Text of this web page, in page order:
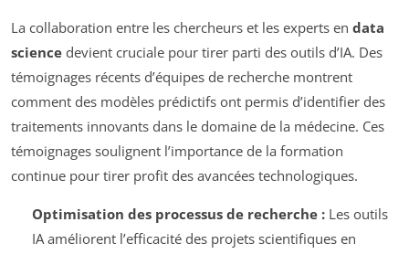
La collaboration entre les chercheurs et les experts en data
science devient cruciale pour tirer parti des outils d’IA. Des
témoignages récents d’équipes de recherche montrent
comment des modèles prédictifs ont permis d’identifier des
traitements innovants dans le domaine de la médecine. Ces
témoignages soulignent l’importance de la formation
continue pour tirer profit des avancées technologiques.
Optimisation des processus de recherche :Les outils
IA améliorent l’efficacité des projets scientifiques en